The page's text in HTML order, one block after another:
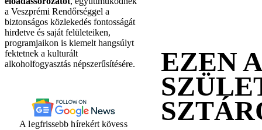
a Veszprémi Rendőrséggel a
biztonságos közlekedés fontosságát
hirdetve és saját felületeiken,
programjaikon is kiemelt hangsúlyt
fektetnek a kulturált
alkoholfogyasztás népszerűsítésére.
A legfrissebb hírekért kövess
EZEN